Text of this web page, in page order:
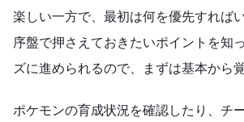
楽しい一方で、最初は何を優先すれば
序盤で押さえておきたいポイントを知
ズに進められるので、まずは基本から
ポケモンの育成状況を確認したり、チ